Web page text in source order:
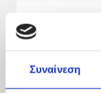
Συναίνεση